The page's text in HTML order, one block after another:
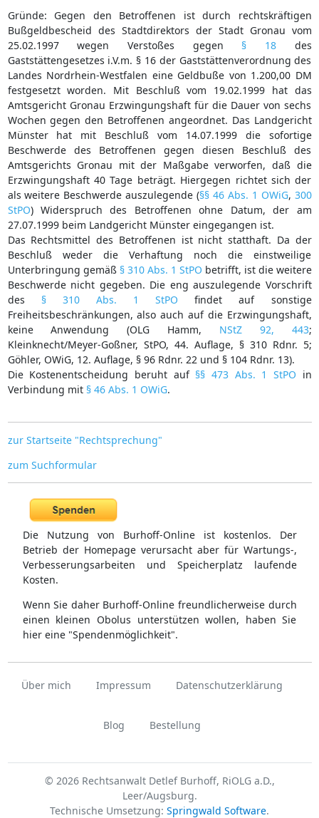
Gründe: Gegen den Betroffenen ist durch rechtskräftigen
Bußgeldbescheid des Stadtdirektors der Stadt Gronau vom
25.02.1997 wegen Verstoßes gegen § 18des
Gaststättengesetzes i.V.m. § 16 der Gaststättenverordnung des
Landes Nordrhein-Westfalen eine Geldbuße von 1.200,00 DM
festgesetzt worden. Mit Beschluß vom 19.02.1999 hat das
Amtsgericht Gronau Erzwingungshaft für die Dauer von sechs
Wochen gegen den Betroffenen angeordnet. Das Landgericht
Münster hat mit Beschluß vom 14.07.1999 die sofortige
Beschwerde des Betroffenen gegen diesen Beschluß des
Amtsgerichts Gronau mit der Maßgabe verworfen, daß die
Erzwingungshaft 40 Tage beträgt. Hiergegen richtet sich der
als weitere Beschwerde auszulegende (§§ 46 Abs. 1 OWiG, 300
StPO) Widerspruch des Betroffenen ohne Datum, der am
27.07.1999 beim Landgericht Münster eingegangen ist.
Das Rechtsmittel des Betroffenen ist nicht statthaft. Da der
Beschluß weder die Verhaftung noch die einstweilige
Unterbringung gemäß § 310 Abs. 1 StPO betrifft, ist die weitere
Beschwerde nicht gegeben. Die eng auszulegende Vorschrift
des § 310 Abs. 1 StPO findet auf sonstige
Freiheitsbeschränkungen, also auch auf die Erzwingungshaft,
keine Anwendung (OLG Hamm, NStZ 92, 443;
Kleinknecht/Meyer-Goßner, StPO, 44. Auflage, § 310 Rdnr. 5;
Göhler, OWiG, 12. Auflage, § 96 Rdnr. 22 und § 104 Rdnr. 13).
Die Kostenentscheidung beruht auf §§ 473 Abs. 1 StPO in
Verbindung mit § 46 Abs. 1 OWiG.
zur Startseite "Rechtsprechung"
zum Suchformular
Die Nutzung von Burhoff-Online ist kostenlos. Der
Betrieb der Homepage verursacht aber für Wartungs-,
Verbesserungsarbeiten und Speicherplatz laufende
Kosten.
Wenn Sie daher Burhoff-Online freundlicherweise durch
einen kleinen Obolus unterstützen wollen, haben Sie
hier eine "Spendenmöglichkeit".
Über mich Impressum Datenschutzerklärung
Blog Bestellung
© 2026 Rechtsanwalt Detlef Burhoff, RiOLG a.D.,
Leer/Augsburg.
Technische Umsetzung: Springwald Software.